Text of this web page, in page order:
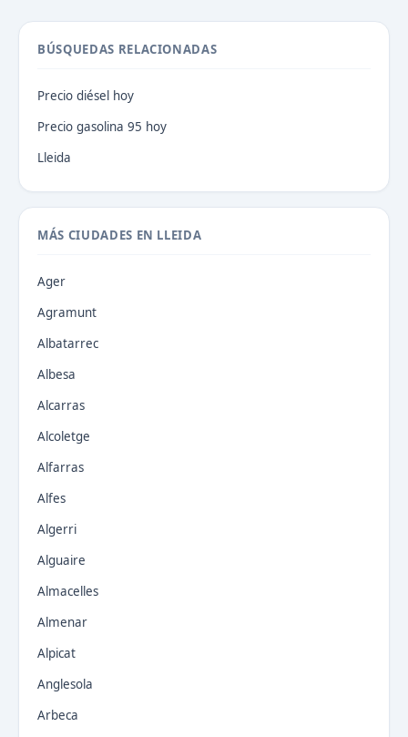
BÚSQUEDAS RELACIONADAS
Precio diésel hoy
Precio gasolina 95 hoy
Lleida
MÁS CIUDADES EN LLEIDA
Ager
Agramunt
Albatarrec
Albesa
Alcarras
Alcoletge
Alfarras
Alfes
Algerri
Alguaire
Almacelles
Almenar
Alpicat
Anglesola
Arbeca